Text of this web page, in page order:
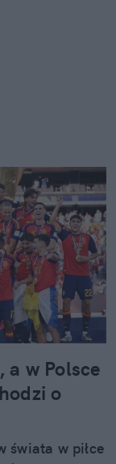
w Polsce
o
świata w piłce